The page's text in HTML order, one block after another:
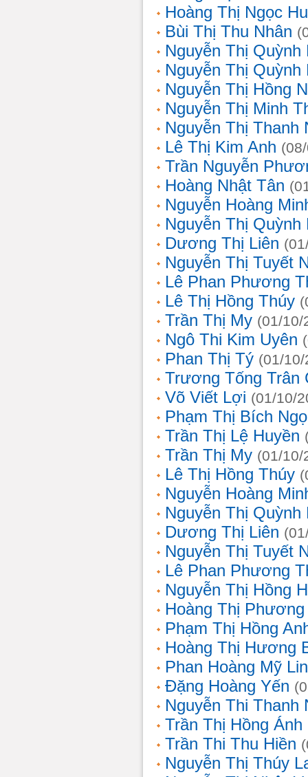
Hoàng Thị Ngọc
Bùi Thị Thu Nhân
Nguyễn Thị Quỳnh
Nguyễn Thị Quỳnh
Nguyễn Thị Hồng
Nguyễn Thị Minh
Nguyễn Thị Thanh
Lê Thị Kim Anh
Trần Nguyễn
Hoàng Nhật Tân
Nguyễn Hoàng
Nguyễn Thị Quỳnh
Dương Thị Liên
Nguyễn Thị Tuyết
Lê Phan Phương
Lê Thị Hồng Thúy
Trần Thị My (01/10/
Ngô Thi Kim Uyên
Phan Thị Tý (01/
Trương Tống Trân
Võ Viết Lợi (01/10/
Phạm Thị Bích
Trần Thị Lệ Huyền
Trần Thị My (01/10/
Lê Thị Hồng Thúy
Nguyễn Hoàng
Nguyễn Thị Quỳnh
Dương Thị Liên
Nguyễn Thị Tuyết
Lê Phan Phương
Nguyễn Thị Hồng
Hoàng Thị Phương
Phạm Thị Hồng
Hoàng Thị Hương
Phan Hoàng Mỹ
Đặng Hoàng Yến
Nguyễn Thi Thanh
Trần Thị Hồng Ánh
Trần Thi Thu Hiền
Nguyễn Thị Thúy